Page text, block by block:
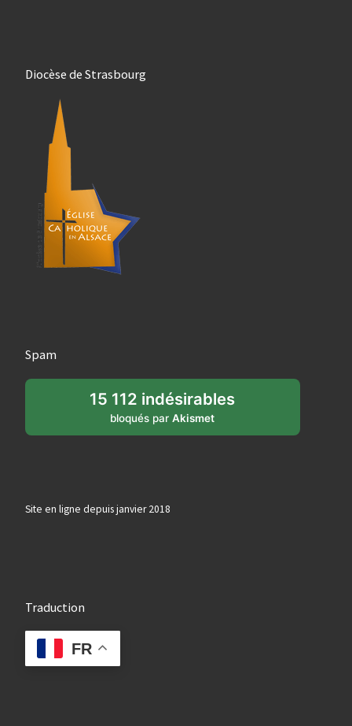
Diocèse de Strasbourg
Spam
15 112 indésirables
bloqués parAkismet
Site en ligne depuis janvier 2018
Traduction
FR